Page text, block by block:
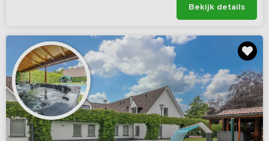
Bekijk details